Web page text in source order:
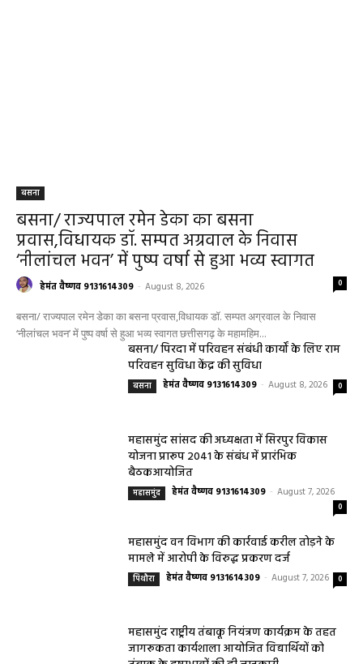
बसना
बसना/ राज्यपाल रमेन डेका का बसना
प्रवास,विधायक डॉ. सम्पत अग्रवाल के निवास
‘नीलांचल भवन’ में पुष्प वर्षा से हुआ भव्य स्वागत
हेमंत वैष्णव 9131614309 - August 8, 2026 0
बसना/ राज्यपाल रमेन डेका का बसना प्रवास,विधायक डॉ. सम्पत अग्रवाल के निवास
‘नीलांचल भवन’ में पुष्प वर्षा से हुआ भव्य स्वागत छत्तीसगढ़ के महामहिम...
बसना/ पिरदा में परिवहन संबंधी कार्यों के लिए राम
परिवहन सुविधा केंद्र की सुविधा
बसना हेमंत वैष्णव 9131614309 - August 8, 2026 0
महासमुंद सांसद की अध्यक्षता में सिरपुर विकास
योजना प्रारूप 2041 के संबंध में प्रारंभिक
बैठकआयोजित
महासमुंद हेमंत वैष्णव 9131614309 - August 7, 2026
0
महासमुंद वन विभाग की कार्रवाई करील तोड़ने के
मामले में आरोपी के विरुद्ध प्रकरण दर्ज
पिथौरा हेमंत वैष्णव 9131614309 - August 7, 2026 0
महासमुंद राष्ट्रीय तंबाकू नियंत्रण कार्यक्रम के तहत
जागरूकता कार्यशाला आयोजित विद्यार्थियों को